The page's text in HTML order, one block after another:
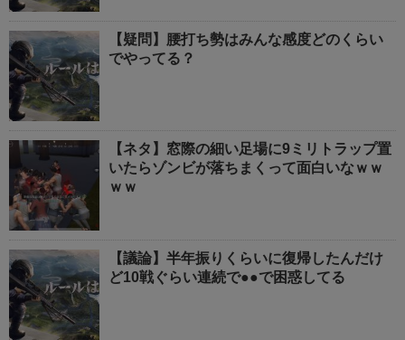
【疑問】腰打ち勢はみんな感度どのくらい
でやってる？
【ネタ】窓際の細い足場に9ミリトラップ置
いたらゾンビが落ちまくって面白いなｗｗ
ｗｗ
【議論】半年振りくらいに復帰したんだけ
ど10戦ぐらい連続で●●で困惑してる